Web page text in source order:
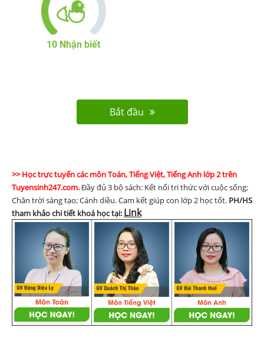
10 Nhận biết
Bắt đầu
>> Học trực tuyến các môn Toán, Tiếng Việt, Tiếng Anh lớp 2 trên
Tuyensinh247.com.Đầy đủ 3 bộ sách: Kết nối tri thức với cuộc sống;
Chân trời sáng tạo; Cánh diều. Cam kết giúp con lớp 2 học tốt. PH/HS
tham khảo chi tiết khoá học tại: Link